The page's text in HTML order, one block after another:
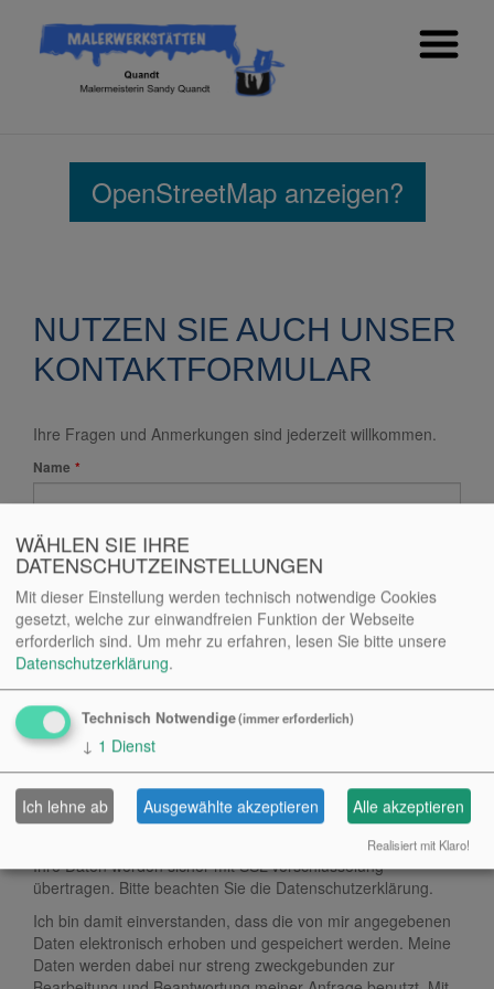
OpenStreetMap anzeigen?
NUTZEN SIE AUCH UNSER
KONTAKTFORMULAR
Ihre Fragen und Anmerkungen sind jederzeit willkommen.
Pflichtfeld
Name *
Pflichtfeld
Email oder Telefonnummer
Pflichtfeld
Nachricht *
Ihre Daten werden sicher mit SSL-Verschlüsselung
übertragen. Bitte beachten Sie die Datenschutzerklärung.
Ich bin damit einverstanden, dass die von mir angegebenen
Daten elektronisch erhoben und gespeichert werden. Meine
Daten werden dabei nur streng zweckgebunden zur
WÄHLEN SIE IHRE
DATENSCHUTZEINSTELLUNGEN
Mit dieser Einstellung werden technisch notwendige Cookies
gesetzt, welche zur einwandfreien Funktion der Webseite
erforderlich sind. Um mehr zu erfahren, lesen Sie bitte unsere
Datenschutzerklärung.
Technisch Notwendige(immer erforderlich)
↓ 1 Dienst
Ich lehne ab Ausgewählte akzeptieren Alle akzeptieren
Realisiert mit Klaro!